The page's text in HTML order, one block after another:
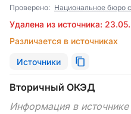
Проверено: Национальное бюро
Удалена из источника:
Различается в источниках
Источники
Вторичный ОКЭД
Информация в источнике